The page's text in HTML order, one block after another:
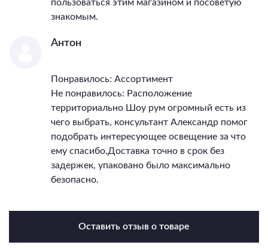
пользоваться этим магазином и посоветую
знакомым.
Антон
Понравилось: Ассортимент
Не понравилось: Расположение
территориально Шоу рум огромный есть из
чего выбрать, консультант Александр помог
подобрать интересующее освещение за что
ему спасибо.Доставка точно в срок без
задержек, упаковано было максимально
безопасно.
Оставить отзыв о товаре